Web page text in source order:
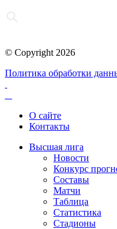
© Copyright 2026
Политика обработки
О сайте
Контакты
Высшая лига
Новости
Конкурс
Составы
Матчи
Таблица
Статистика
Стадионы